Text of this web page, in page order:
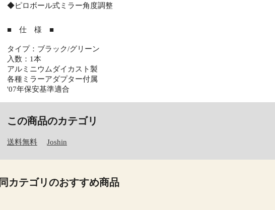
◆ピロボール式ミラー角度調整
■ 仕 様 ■
タイプ：ブラック/グリーン
入数：1本
アルミニウムダイカスト製
各種ミラーアダプター付属
'07年保安基準適合
この商品のカテゴリ
送料無料 Joshin
同カテゴリのおすすめ商品